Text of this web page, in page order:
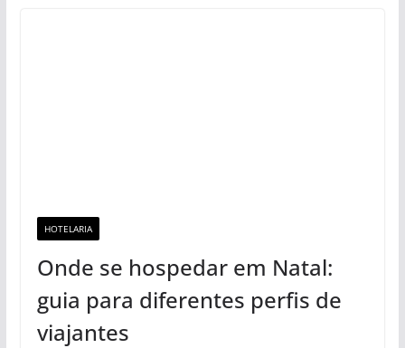
HOTELARIA
Onde se hospedar em Natal:
guia para diferentes perfis de
viajantes